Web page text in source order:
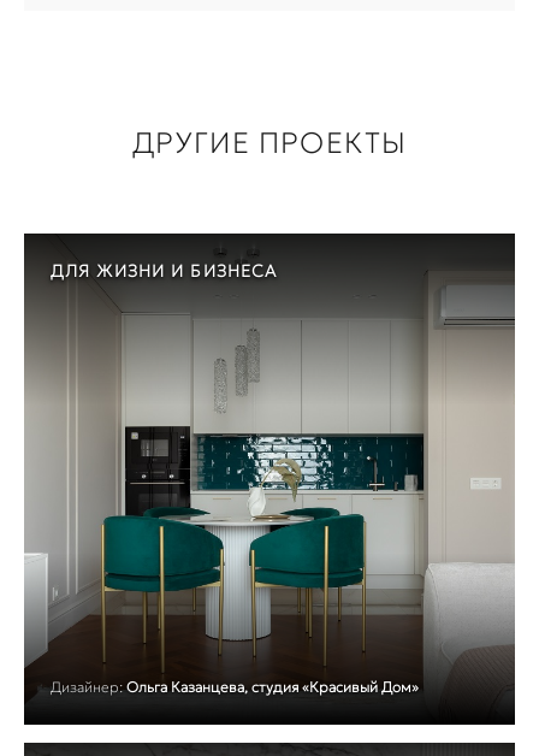
ДРУГИЕ ПРОЕКТЫ
ДЛЯ ЖИЗНИ И БИЗНЕСА
Дизайнер: Ольга Казанцева, студия «Красивый Дом»